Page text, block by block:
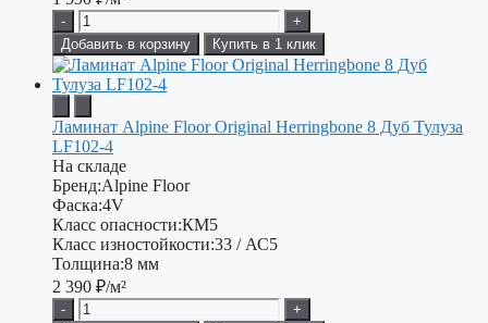
-
+
Добавить в корзину
Купить в 1 клик
Ламинат Alpine Floor Original Herringbone 8 Дуб Тулуза
LF102-4
На складе
Бренд:Alpine Floor
Фаска:4V
Класс опасности:КМ5
Класс изностойкости:33 / АС5
Толщина:8 мм
2 390 ₽/м²
-
+